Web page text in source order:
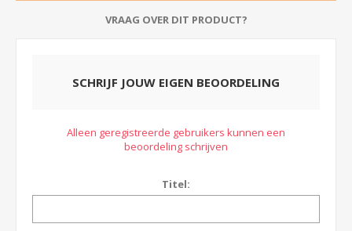
VRAAG OVER DIT PRODUCT?
SCHRIJF JOUW EIGEN BEOORDELING
Alleen geregistreerde gebruikers kunnen een
beoordeling schrijven
Titel: